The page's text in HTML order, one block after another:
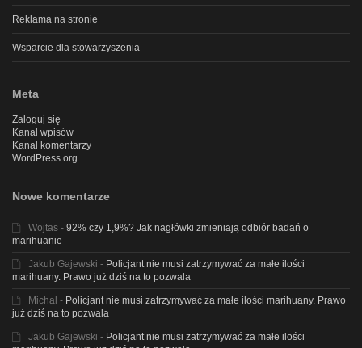
Reklama na stronie
Wsparcie dla stowarzyszenia
Meta
Zaloguj się
Kanał wpisów
Kanał komentarzy
WordPress.org
Nowe komentarze
Wojtas - 92% czy 1,9%? Jak nagłówki zmieniają odbiór badań o
marihuanie
Jakub Gajewski - Policjant nie musi zatrzymywać za małe ilości
marihuany. Prawo już dziś na to pozwala
Michal - Policjant nie musi zatrzymywać za małe ilości marihuany. Prawo
już dziś na to pozwala
Jakub Gajewski - Policjant nie musi zatrzymywać za małe ilości